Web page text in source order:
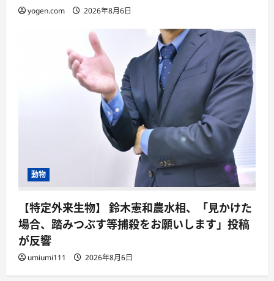
yogen.com 2026年8月6日
動物
【特定外来生物】 鈴木憲和農水相、「見かけた
場合、踏みつぶす等捕殺をお願いします」投稿
が反響
umiumi111 2026年8月6日